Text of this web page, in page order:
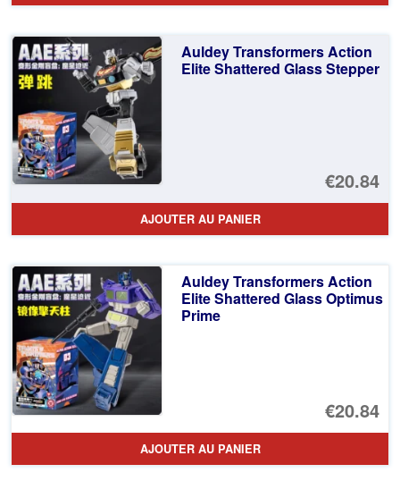
Auldey Transformers Action
Elite Shattered Glass Stepper
€20.84
AJOUTER AU PANIER
Auldey Transformers Action
Elite Shattered Glass Optimus
Prime
€20.84
AJOUTER AU PANIER